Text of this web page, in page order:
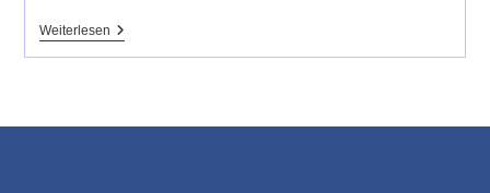
WeiterlesenAQHA